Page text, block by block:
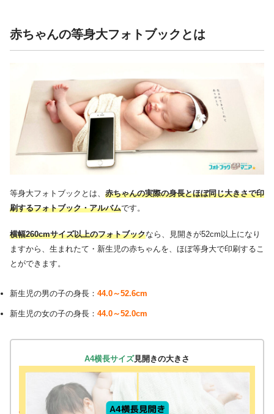
赤ちゃんの等身大フォトブックとは
等身大フォトブックとは、 赤ちゃんの実際の身長とほぼ同じ大きさで印
刷するフォトブック・アルバムです。
横幅260cmサイズ以上のフォトブックなら、見開きが52cm以上になり
ますから、生まれたて・新生児の赤ちゃんを、ほぼ等身大で印刷するこ
とができます。
新生児の男の子の身長： 44.0～52.6cm
新生児の女の子の身長： 44.0～52.0cm
A4横長サイズ見開きの大きさ